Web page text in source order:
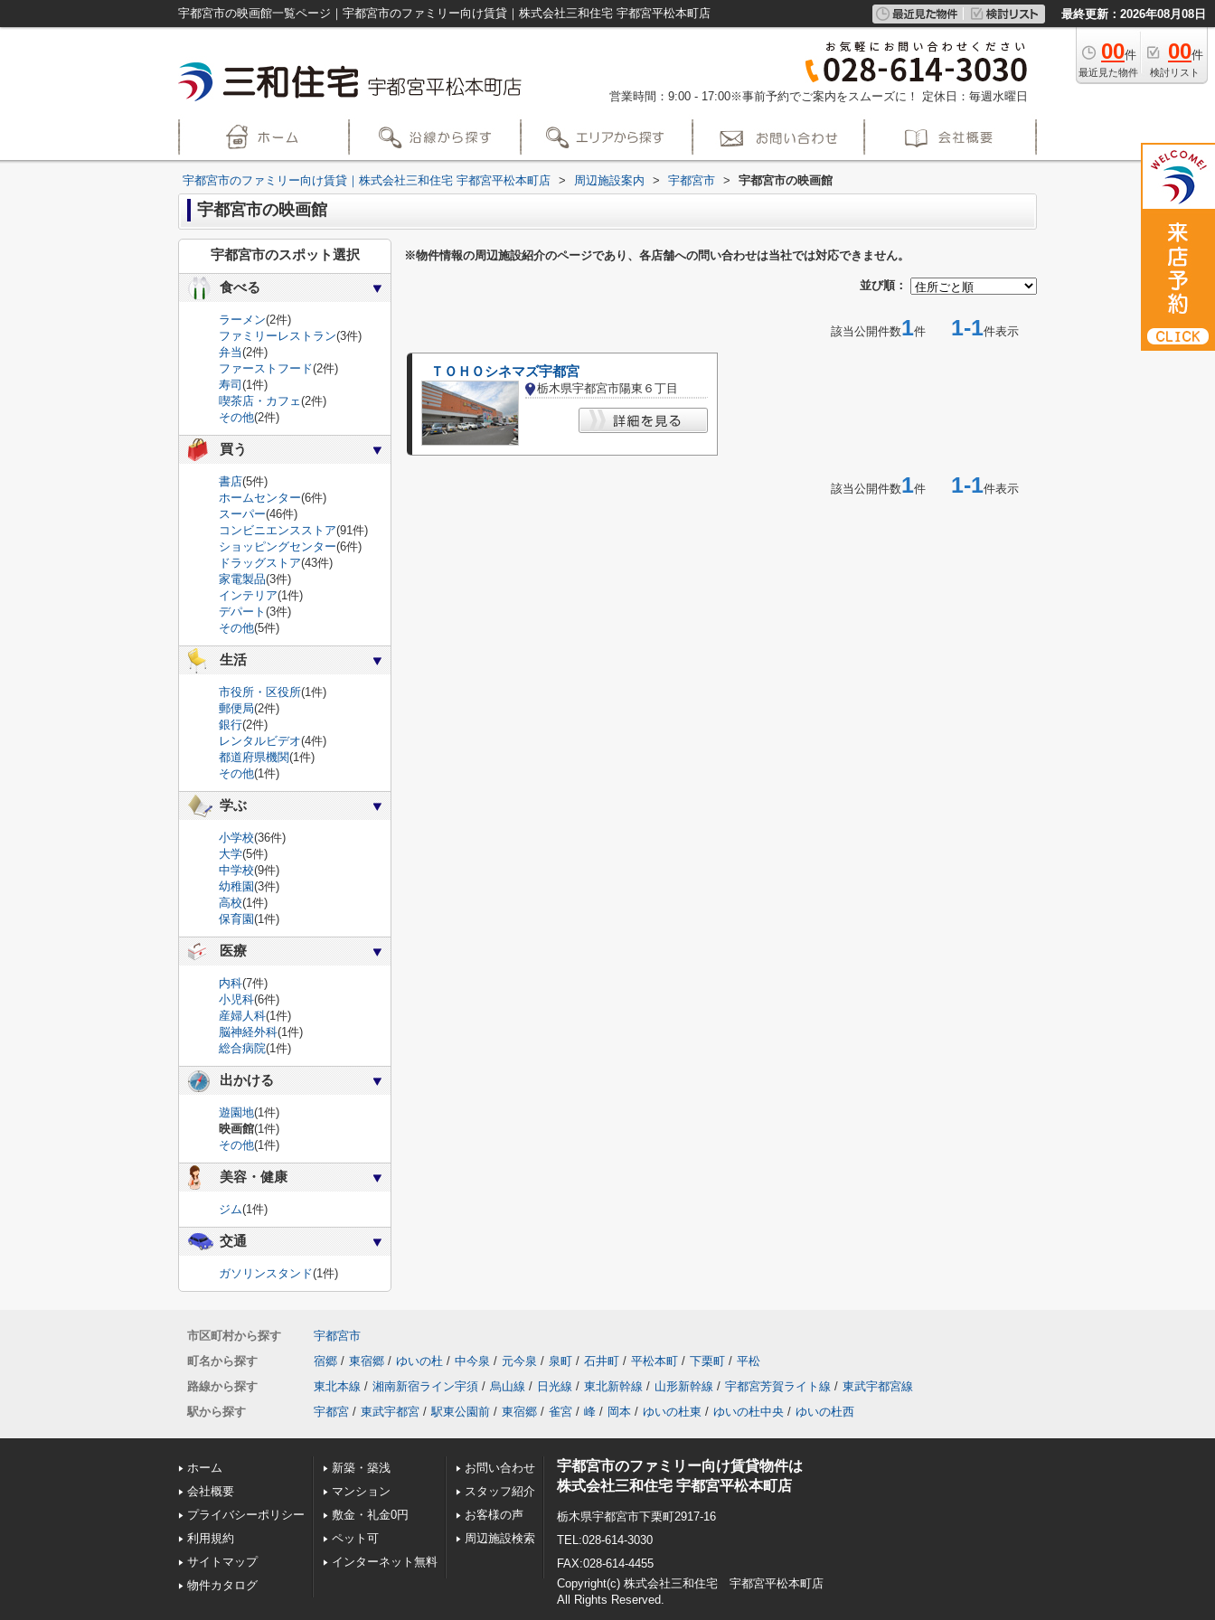
宇都宮市の映画館一覧ページ｜宇都宮市のファミリー向け賃貸｜株式会社三和住宅 宇都宮平松本町店 最終更新：2026年08月08日
00件
最近見た物件
00件
検討リスト
営業時間：9:00 - 17:00※事前予約でご案内をスムーズに！ 定休日：毎週水曜日
宇都宮市のファミリー向け賃貸｜株式会社三和住宅 宇都宮平松本町店 > 周辺施設案内 > 宇都宮市 > 宇都宮市の映画館
宇都宮市の映画館
※物件情報の周辺施設紹介のページであり、各店舗への問い合わせは当社では対応できません。
並び順：
該当公開件数1件 1-1件表示
ＴＯＨＯシネマズ宇都宮
栃木県宇都宮市陽東６丁目
該当公開件数1件 1-1件表示
宇都宮市のスポット選択
食べる
ラーメン(2件)
ファミリーレストラン(3件)
弁当(2件)
ファーストフード(2件)
寿司 (1件)
喫茶店・カフェ(2件)
その他(2件)
買う
書店(5件)
ホームセンター(6件)
スーパー(46件)
コンビニエンスストア(91件)
ショッピングセンター(6件)
ドラッグストア(43件)
家電製品(3件)
インテリア(1件)
デパート (3件)
その他(5件)
生活
市役所・区役所(1件)
郵便局(2件)
銀行(2件)
レンタルビデオ(4件)
都道府県機関(1件)
その他(1件)
学ぶ
小学校(36件)
大学(5件)
中学校(9件)
幼稚園(3件)
高校(1件)
保育園(1件)
医療
内科(7件)
小児科(6件)
産婦人科(1件)
脳神経外科(1件)
総合病院(1件)
出かける
遊園地(1件)
映画館(1件)
その他(1件)
美容・健康
ジム(1件)
交通
ガソリンスタンド(1件)
市区町村から探す
宇都宮市
町名から探す
宿郷 / 東宿郷 / ゆいの杜 / 中今泉 / 元今泉 / 泉町 / 石井町 / 平松本町 / 下栗町 / 平松
路線から探す
東北本線 / 湘南新宿ライン宇須 / 烏山線 / 日光線 / 東北新幹線 / 山形新幹線 / 宇都宮芳賀ライト線 / 東武宇都宮線
駅から探す
宇都宮 / 東武宇都宮 / 駅東公園前 / 東宿郷 / 雀宮 / 峰 / 岡本 / ゆいの杜東 / ゆいの杜中央 / ゆいの杜西
ホーム
会社概要
プライバシーポリシー
利用規約
サイトマップ
物件カタログ
新築・築浅
マンション
敷金・礼金0円
ペット可
インターネット無料
お問い合わせ
スタッフ紹介
お客様の声
周辺施設検索
宇都宮市のファミリー向け賃貸物件は
株式会社三和住宅 宇都宮平松本町店
栃木県宇都宮市下栗町2917-16
TEL:028-614-3030
FAX:028-614-4455
Copyright(c) 株式会社三和住宅 宇都宮平松本町店
All Rights Reserved.